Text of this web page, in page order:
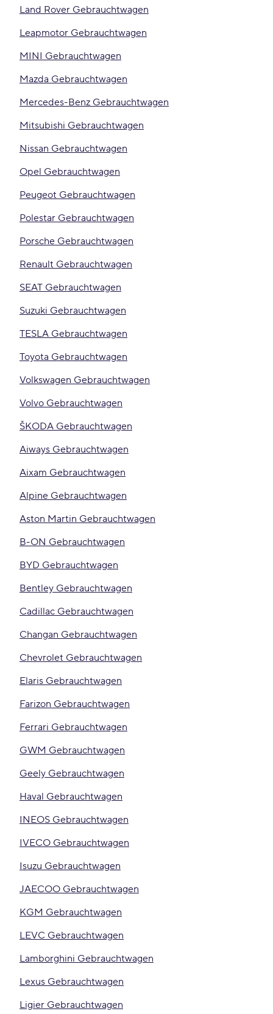
Land Rover Gebrauchtwagen
Leapmotor Gebrauchtwagen
MINI Gebrauchtwagen
Mazda Gebrauchtwagen
Mercedes-Benz Gebrauchtwagen
Mitsubishi Gebrauchtwagen
Nissan Gebrauchtwagen
Opel Gebrauchtwagen
Peugeot Gebrauchtwagen
Polestar Gebrauchtwagen
Porsche Gebrauchtwagen
Renault Gebrauchtwagen
SEAT Gebrauchtwagen
Suzuki Gebrauchtwagen
TESLA Gebrauchtwagen
Toyota Gebrauchtwagen
Volkswagen Gebrauchtwagen
Volvo Gebrauchtwagen
ŠKODA Gebrauchtwagen
Aiways Gebrauchtwagen
Aixam Gebrauchtwagen
Alpine Gebrauchtwagen
Aston Martin Gebrauchtwagen
B-ON Gebrauchtwagen
BYD Gebrauchtwagen
Bentley Gebrauchtwagen
Cadillac Gebrauchtwagen
Changan Gebrauchtwagen
Chevrolet Gebrauchtwagen
Elaris Gebrauchtwagen
Farizon Gebrauchtwagen
Ferrari Gebrauchtwagen
GWM Gebrauchtwagen
Geely Gebrauchtwagen
Haval Gebrauchtwagen
INEOS Gebrauchtwagen
IVECO Gebrauchtwagen
Isuzu Gebrauchtwagen
JAECOO Gebrauchtwagen
KGM Gebrauchtwagen
LEVC Gebrauchtwagen
Lamborghini Gebrauchtwagen
Lexus Gebrauchtwagen
Ligier Gebrauchtwagen